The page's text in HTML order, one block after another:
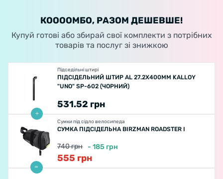
КООООМБО, РАЗОМ ДЕШЕВШЕ!
Купуй готові або збирай свої комплекти з потрібних
товарів та послуг зі знижкою
Підседільні штирі
ПІДСІДЕЛЬНИЙ ШТИР AL 27.2X400ММ KALLOY
"UNO" SP-602 (ЧОРНИЙ)
531.52 грн
Сумки під сідло велосипеда
СУМКА ПІДСІДЕЛЬНА BIRZMAN ROADSTER I
740грн - 185 грн
555 грн